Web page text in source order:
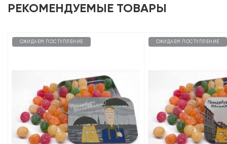
РЕКОМЕНДУЕМЫЕ ТОВАРЫ
ОЖИДАЕМ ПОСТУПЛЕНИЕ ОЖИДАЕМ ПОСТУПЛЕНИЕ